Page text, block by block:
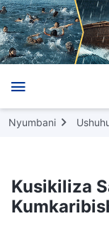
Nyumbani
Kusikiliza